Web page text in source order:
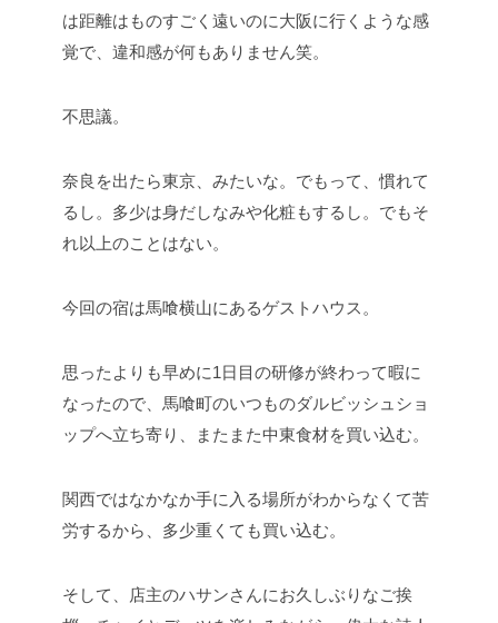
は距離はものすごく遠いのに大阪に行くような感
覚で、違和感が何もありません笑。
不思議。
奈良を出たら東京、みたいな。でもって、慣れて
るし。多少は身だしなみや化粧もするし。でもそ
れ以上のことはない。
今回の宿は馬喰横山にあるゲストハウス。
思ったよりも早めに1日目の研修が終わって暇に
なったので、馬喰町のいつものダルビッシュショ
ップへ立ち寄り、またまた中東食材を買い込む。
関西ではなかなか手に入る場所がわからなくて苦
労するから、多少重くても買い込む。
そして、店主のハサンさんにお久しぶりなご挨